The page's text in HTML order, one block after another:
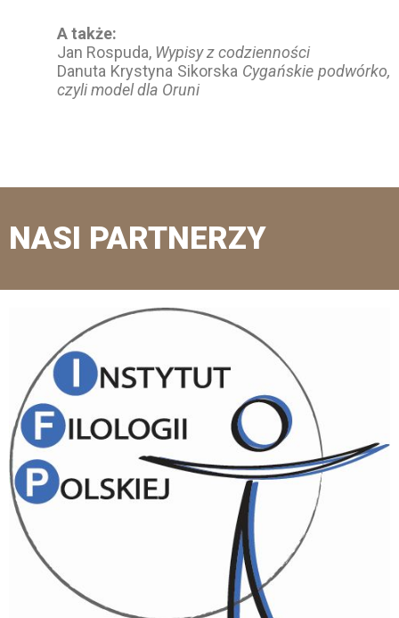
A także:
Jan Rospuda, Wypisy z codzienności
Danuta Krystyna Sikorska Cygańskie podwórko,
czyli model dla Oruni
NASI PARTNERZY